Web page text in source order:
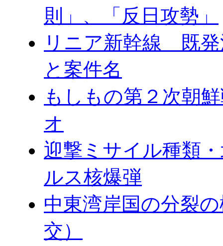
則」、「反日攻勢」
リニア新幹線 既発
と案件名
もしもの第２次朝
オ
迎撃ミサイル種類
ルス核爆弾
中東湾岸国の分裂
交）